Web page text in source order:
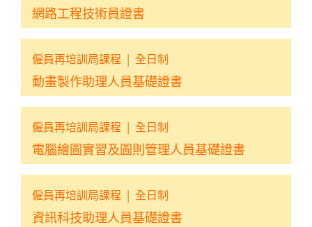
網路工程技術員證書
僱員再培訓局課程 | 全日制
動畫製作助理人員基礎證書
僱員再培訓局課程 | 全日制
電腦繪圖實習及圖則管理人員基礎證書
僱員再培訓局課程 | 全日制
資訊科技助理人員基礎證書